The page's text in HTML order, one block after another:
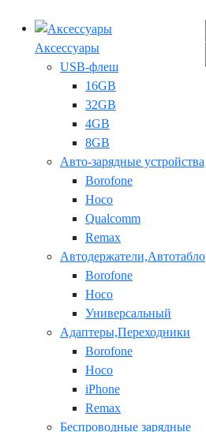
Аксессуары
USB-флеш
16GB
32GB
4GB
8GB
Авто-зарядные устройства
Borofone
Hoco
Qualcomm
Remax
Автодержатели,Автотабло
Borofone
Hoco
Универсальный
Адаптеры,Переходники
Borofone
Hoco
iPhone
Remax
Беспроводные зарядные